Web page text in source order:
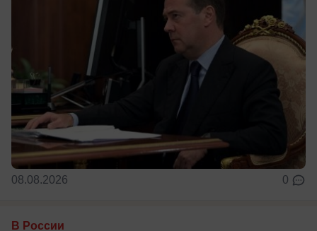
08.08.2026 0
В России